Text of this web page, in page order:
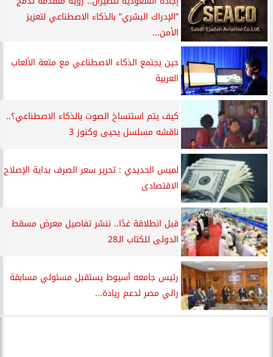
”الإدراك البشري” بالذكاء الاصطناعي لتعزيز
الأمن...
حين يجتمع الذكاء الاصطناعي مع متعة الألعاب
العربية
كيف يتم استنساخ الصوت بالذكاء الاصطناعي؟..
ناقشه مسلسل يحيى وكنوز 3
لميس الحديدي : تحرير سعر الصرف بداية الإصلاح
الاقتصادى
قبل انطلاقة غدًا.. ننشر تفاصيل معرض مسقط
الدولى للكتاب الـ28
رئيس جامعه أسيوط يستقبل مسئولي مسابقة
رالي مصر لدعم ريادة...